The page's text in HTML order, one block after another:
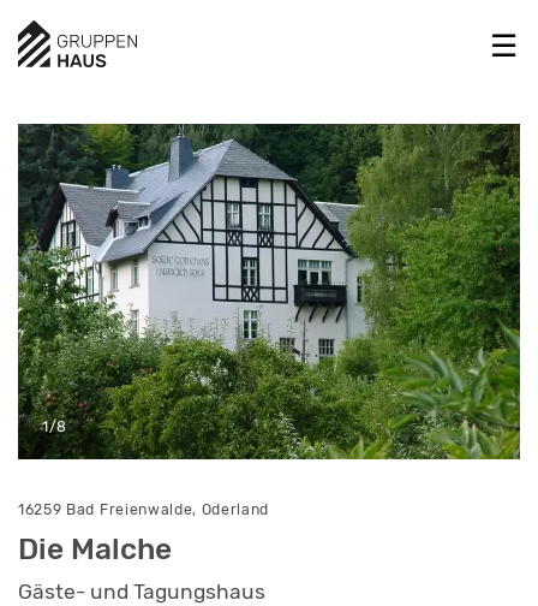
1/8
16259 Bad Freienwalde, Oderland
Die Malche
Gäste- und Tagungshaus